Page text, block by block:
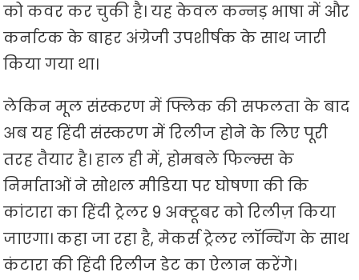
को कवर कर चुकी है। यह केवल कन्नड़ भाषा में और
कर्नाटक के बाहर अंग्रेजी उपशीर्षक के साथ जारी
किया गया था।
लेकिन मूल संस्करण में फ्लिक की सफलता के बाद
अब यह हिंदी संस्करण में रिलीज होने के लिए पूरी
तरह तैयार है। हाल ही में, होमबले फिल्म्स के
निर्माताओं ने सोशल मीडिया पर घोषणा की कि
कांटारा का हिंदी ट्रेलर 9 अक्टूबर को रिलीज़ किया
जाएगा। कहा जा रहा है, मेकर्स ट्रेलर लॉन्चिंग के साथ
कंटारा की हिंदी रिलीज डेट का ऐलान करेंगे।